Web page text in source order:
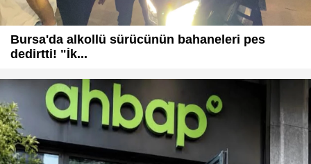
Bursa'da alkollü sürücünün bahaneleri pes
dedirtti! "İk...